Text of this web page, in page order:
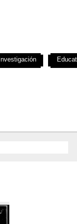
Investigación